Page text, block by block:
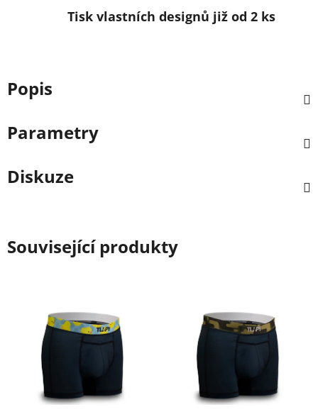
Tisk vlastních designů již od 2 ks
Popis
Parametry
Diskuze
Související produkty